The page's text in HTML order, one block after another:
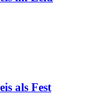
als Fest